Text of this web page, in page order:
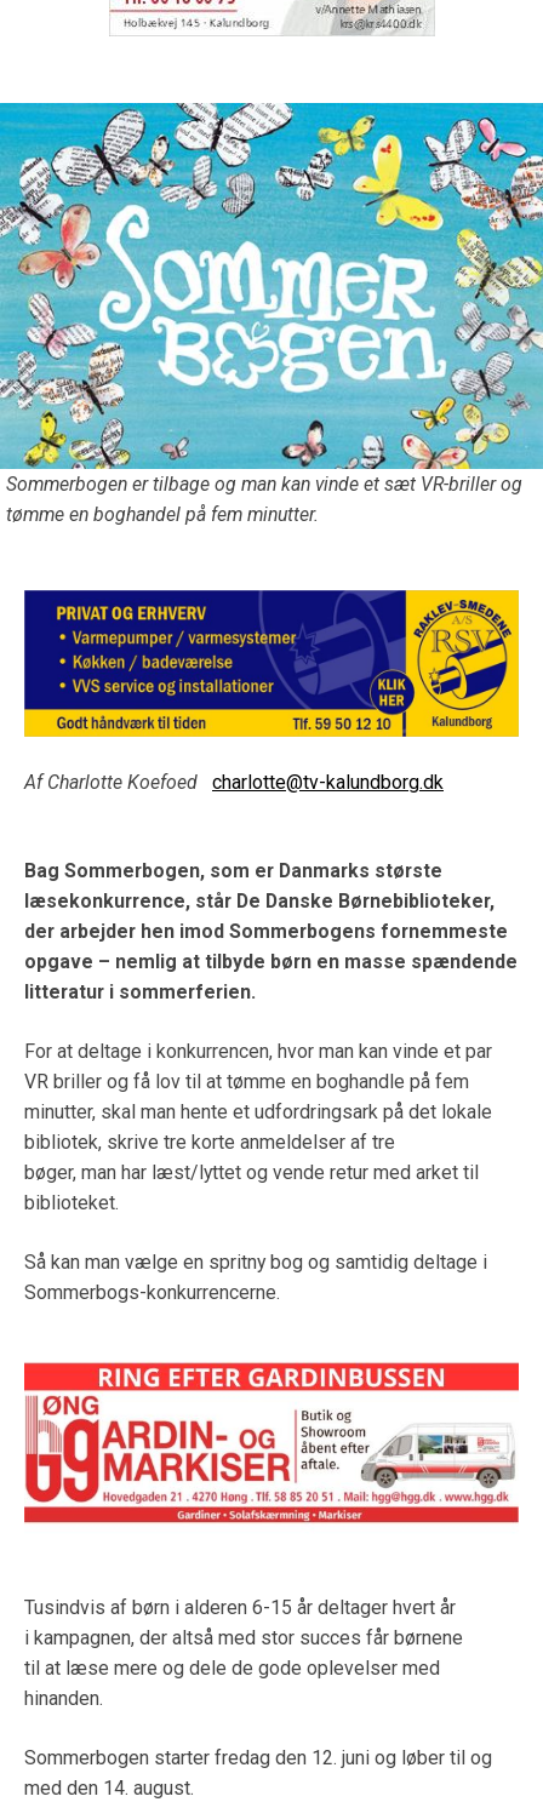
Sommerbogen er tilbage og man kan vinde et sæt VR-briller og
tømme en boghandel på fem minutter.
Af Charlotte Koefoed charlotte@tv-kalundborg.dk
Bag Sommerbogen, som er Danmarks største
læsekonkurrence, står De Danske Børnebiblioteker,
der arbejder hen imod Sommerbogens fornemmeste
opgave – nemlig at tilbyde børn en masse spændende
litteratur i sommerferien.
For at deltage i konkurrencen, hvor man kan vinde et par
VR briller og få lov til at tømme en boghandle på fem
minutter, skal man hente et udfordringsark på det lokale
bibliotek, skrive tre korte anmeldelser af tre
bøger, man har læst/lyttet og vende retur med arket til
biblioteket.
Så kan man vælge en spritny bog og samtidig deltage i
Sommerbogs-konkurrencerne.
Tusindvis af børn i alderen 6-15 år deltager hvert år
i kampagnen, der altså med stor succes får børnene
til at læse mere og dele de gode oplevelser med
hinanden.
Sommerbogen starter fredag den 12. juni og løber til og
med den 14. august.